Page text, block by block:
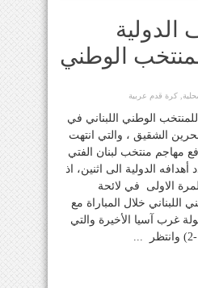
الدولية
الوطني
كرة قدم عربية
الوطني اللبناني في
الشقيق ، والتي انتهت
منتخبنا (1-3) رفع مهاجم منتخب لبنان الفتي
الدولية الى اثنين، اذ
الاولى في لائحة
اللبناني خلال المباراة مع
غرب آسيا الأخيرة والتي